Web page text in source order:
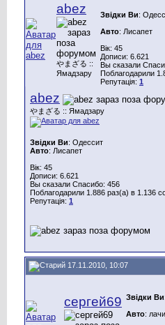
abez
やまざる ::
Ямадзару
Звідки Ви:
Авто: Лисапет
Вік: 45
Дописи: 6.621
Вы сказали
Поблагодарили
Репутація: 1
abez
やまざる :: Ямадзару
Звідки Ви: Одессит
Авто: Лисапет
Вік: 45
Дописи: 6.621
Вы сказали Спасибо: 456
Поблагодарили 1.886 раз(а) в 1.136
Репутація: 1
17.11.2010, 10:07
сергей69 Звідки Ви
Авто: